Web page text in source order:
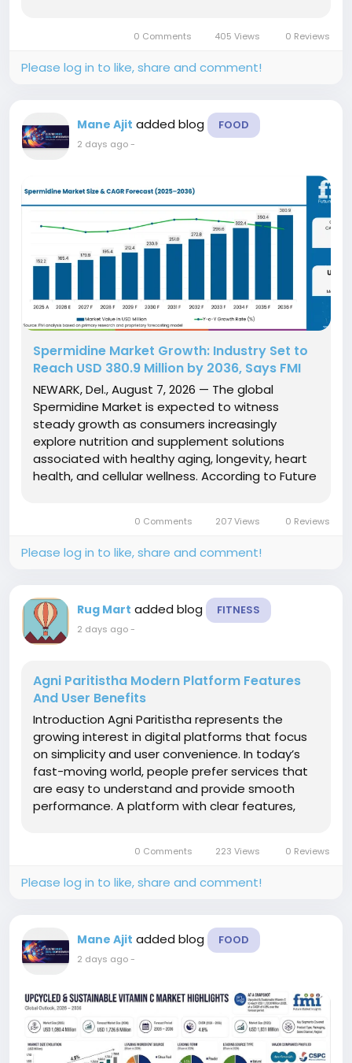
happens within seconds if...
0 Comments 405 Views 0 Reviews
Please log in to like, share and comment!
Mane Ajit added blog FOOD
2 days ago-
Spermidine Market Growth: Industry Set to
Reach USD 380.9 Million by 2036, Says FMI
NEWARK, Del., August 7, 2026 — The global
Spermidine Market is expected to witness
steady growth as consumers increasingly
explore nutrition and supplement solutions
associated with healthy aging, longevity, heart
health, and cellular wellness. According to Future
0 Comments 207 Views 0 Reviews
Please log in to like, share and comment!
Rug Mart added blog FITNESS
2 days ago-
Agni Paritistha Modern Platform Features
And User Benefits
Introduction Agni Paritistha represents the
growing interest in digital platforms that focus
on simplicity and user convenience. In today’s
fast-moving world, people prefer services that
are easy to understand and provide smooth
performance. A platform with clear features,
of users. Exploring...0 Comments 223 Views 0 Reviews
Please log in to like, share and comment!
Mane Ajit added blog FOOD
2 days ago-